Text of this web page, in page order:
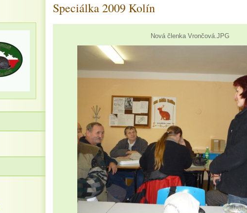
Speciálka 2009 Kolín
Nová členka Vrončová.JPG